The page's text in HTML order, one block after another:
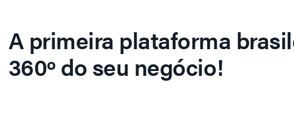
A primeira plataforma
360º do seu negócio!